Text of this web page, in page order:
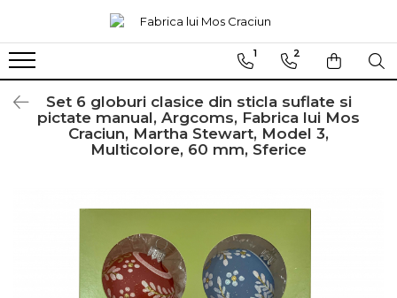
Ø120
Ø100
Sferice
Ovale
Martha Stewart
1 2
Set 6 globuri clasice din sticla suflate si
pictate manual, Argcoms, Fabrica lui Mos
Craciun, Martha Stewart, Model 3,
Multicolore, 60 mm, Sferice